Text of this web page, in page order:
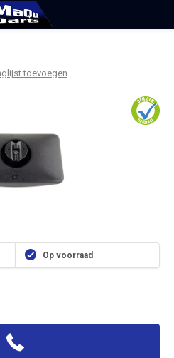
toevoegen
Op voorraad